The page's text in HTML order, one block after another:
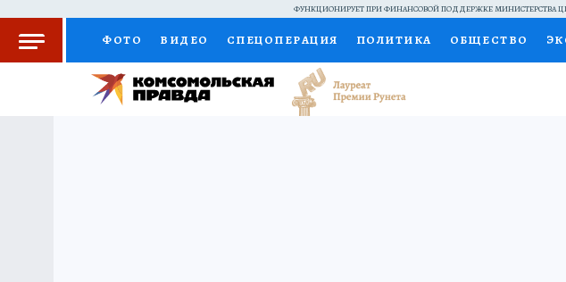
ФУНКЦИОНИРУЕТ ПРИ ФИНАНСОВОЙ ПОДДЕРЖКЕ МИНИСТЕРСТВА
ФОТО ВИДЕО СПЕЦОПЕРАЦИЯ ПОЛИТИКА ОБЩЕСТВО
КОЛУМНИСТЫ ПРОИСШЕСТВИЯ НАЦИОНАЛЬНЫЕ ПРОЕКТЫ